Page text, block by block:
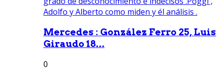
Mercedes : González Ferro 25, Luis
Giraudo 18...
0